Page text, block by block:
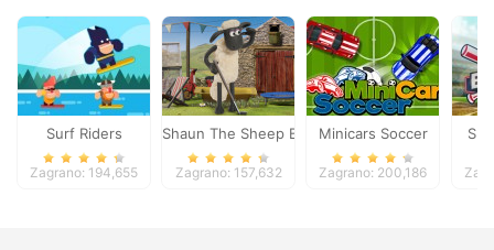
Surf Riders
Zagrano: 194,655
Shaun The Sheep Baahmy Golf
Zagrano: 157,632
Minicars Soccer
Zagrano: 200,186